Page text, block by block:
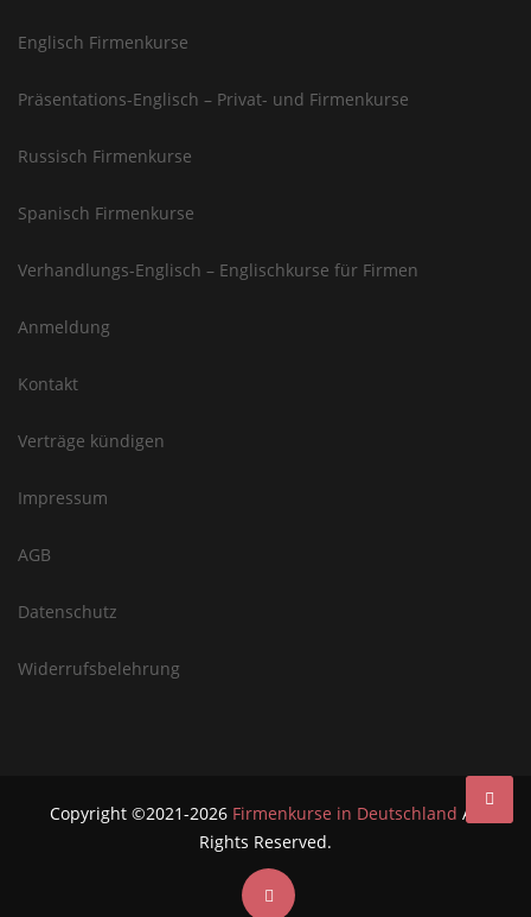
Englisch Firmenkurse
Präsentations-Englisch – Privat- und Firmenkurse
Russisch Firmenkurse
Spanisch Firmenkurse
Verhandlungs-Englisch – Englischkurse für Firmen
Anmeldung
Kontakt
Verträge kündigen
Impressum
AGB
Datenschutz
Widerrufsbelehrung
Copyright ©2021-2026 Firmenkurse in Deutschland All
Rights Reserved.